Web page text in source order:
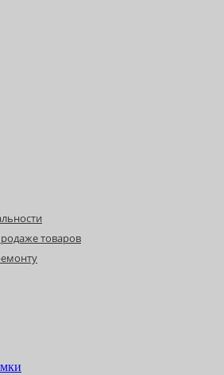
товаров